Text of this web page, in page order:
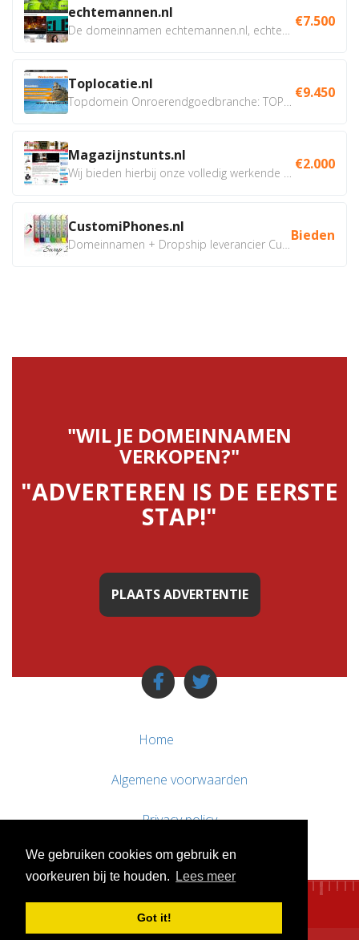
We gebruiken cookies om gebruik en
voorkeuren bij te houden.
Lees meer
Got it!
echtemannen.nl €7.500
Toplocatie.nl €9.450
Magazijnstunts.nl €2.000
CustomiPhones.nl Bieden
"WIL JE DOMEINNAMEN
VERKOPEN?"
"ADVERTEREN IS DE EERSTE
STAP!"
PLAATS ADVERTENTIE
Home
Algemene voorwaarden
Privacy policy
Contact / Support